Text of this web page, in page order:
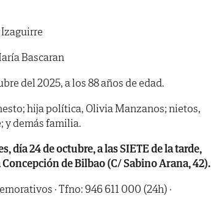
Bascaran
del 2025, a los 88 años de edad.
hija política, Olivia Manzanos; nietos,
y demás familia.
día 24 de octubre, a las SIETE de la tarde,
de Bilbao (C/ Sabino Arana, 42).
· Tfno: 946 611 000 (24h) ·